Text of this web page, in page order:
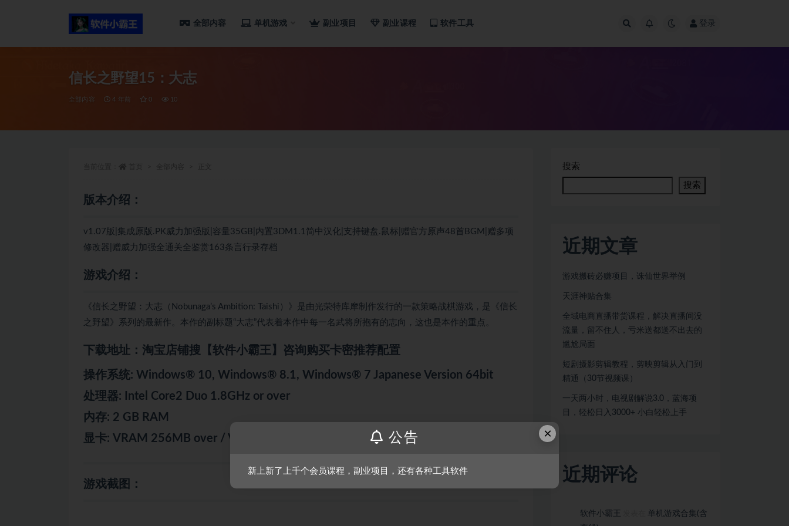
全部内容 单机游戏 副业项目 副业课程 软件工具 登录
信长之野望15：大志
全部内容 4 年前 0 10
版本介绍：
v1.07版|集成原版.PK威力加强版|容量35GB|内置3DM1.1简中汉化|支持键盘.鼠标|赠官方原声48首BGM|赠多项
修改器|赠威力加强全通关全鉴赏163条言行录存档
游戏介绍：
《信长之野望：大志（Nobunaga’s Ambition: Taishi）》是由光荣特库摩制作发行的一款策略战棋游戏，是《信长
之野望》系列的最新作。本作的副标题“大志”代表着本作中每一名武将所抱有的志向，这也是本作的重点。
下载地址：淘宝店铺搜【软件小霸王】咨询购买卡密推荐配置
操作系统: Windows® 10, Windows® 8.1, Windows® 7 Japanese Version 64bit
处理器: Intel Core2 Duo 1.8GHz or over
内存: 2 GB RAM
显卡: VRAM 256MB over / VRAM 4GB over for 4K graphics
游戏截图：
搜索
搜索
近期文章
游戏搬砖必赚项目，诛仙世界举例
天涯神贴合集
全域电商直播带货课程，解决直播间没
流量，留不住人，亏米送都送不出去的
尴尬局面
短剧摄影剪辑教程，剪映剪辑从入门到
精通（30节视频课）
一天两小时，电视剧解说3.0，蓝海项
目，轻松日入3000+ 小白轻松上手
近期评论
软件小霸王
单机游戏合集(含
×
公告
新上新了上千个会员课程，副业项目，还有各种工具软件